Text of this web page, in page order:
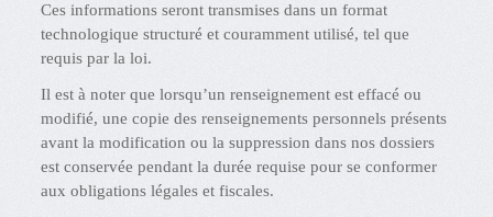
Ces informations seront transmises dans un format
technologique structuré et couramment utilisé, tel que
requis par la loi.
Il est à noter que lorsqu’un renseignement est effacé ou
modifié, une copie des renseignements personnels présents
avant la modification ou la suppression dans nos dossiers
est conservée pendant la durée requise pour se conformer
aux obligations légales et fiscales.